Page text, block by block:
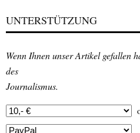
UNTERSTÜTZUNG
Wenn Ihnen unser Artikel gefallen
des
Journalismus.